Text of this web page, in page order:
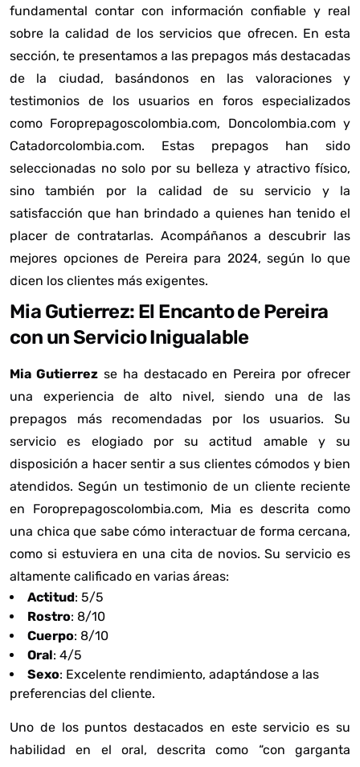
fundamental contar con información confiable y real
sobre la calidad de los servicios que ofrecen. En esta
sección, te presentamos a las prepagos más destacadas
de la ciudad, basándonos en las valoraciones y
testimonios de los usuarios en foros especializados
como Foroprepagoscolombia.com, Doncolombia.com y
Catadorcolombia.com. Estas prepagos han sido
seleccionadas no solo por su belleza y atractivo físico,
sino también por la calidad de su servicio y la
satisfacción que han brindado a quienes han tenido el
placer de contratarlas. Acompáñanos a descubrir las
mejores opciones de Pereira para 2024, según lo que
dicen los clientes más exigentes.
Mia Gutierrez: El Encanto de Pereira
con un Servicio Inigualable
Mia Gutierrezse ha destacado en Pereira por ofrecer
una experiencia de alto nivel, siendo una de las
prepagos más recomendadas por los usuarios. Su
servicio es elogiado por su actitud amable y su
disposición a hacer sentir a sus clientes cómodos y bien
atendidos. Según un testimonio de un cliente reciente
en Foroprepagoscolombia.com, Mia es descrita como
una chica que sabe cómo interactuar de forma cercana,
como si estuviera en una cita de novios. Su servicio es
altamente calificado en varias áreas:
Actitud: 5/5
Rostro: 8/10
Cuerpo: 8/10
Oral: 4/5
Sexo: Excelente rendimiento, adaptándose a las
preferencias del cliente.
Uno de los puntos destacados en este servicio es su
habilidad en el oral, descrita como “con garganta